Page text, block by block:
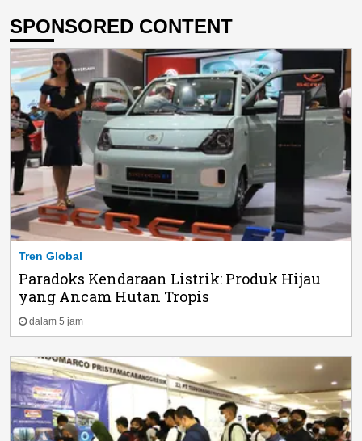
SPONSORED CONTENT
Tren Global
Paradoks Kendaraan Listrik: Produk Hijau
yang Ancam Hutan Tropis
dalam 5 jam